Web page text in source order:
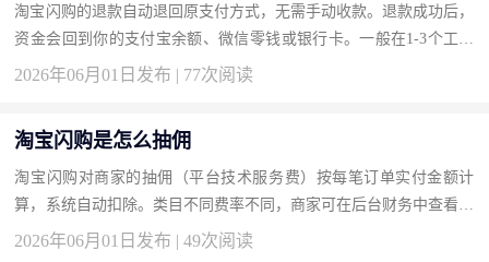
淘宝闪购的退款自动退回原支付方式，无需手动收款。退款成功后，
资金会回到你的支付宝余额、微信零钱或银行卡。一般在1-3个工作
日内到账。你可以在“我的订单”中查看退款状态，或在支付宝账单
2026年06月01日发布 | 77次阅读
淘宝闪购是怎么抽佣
淘宝闪购对商家的抽佣（平台技术服务费）按每笔订单实付金额计
算，系统自动扣除。类目不同费率不同，商家可在后台财务中查看扣
费明细。抽佣是平台提供流量和技术服务的对价，是入驻闪购的基
2026年06月01日发布 | 49次阅读